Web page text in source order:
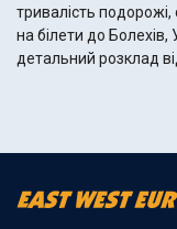
тривалість подорожі,
на білети до Болехів,
детальний розклад